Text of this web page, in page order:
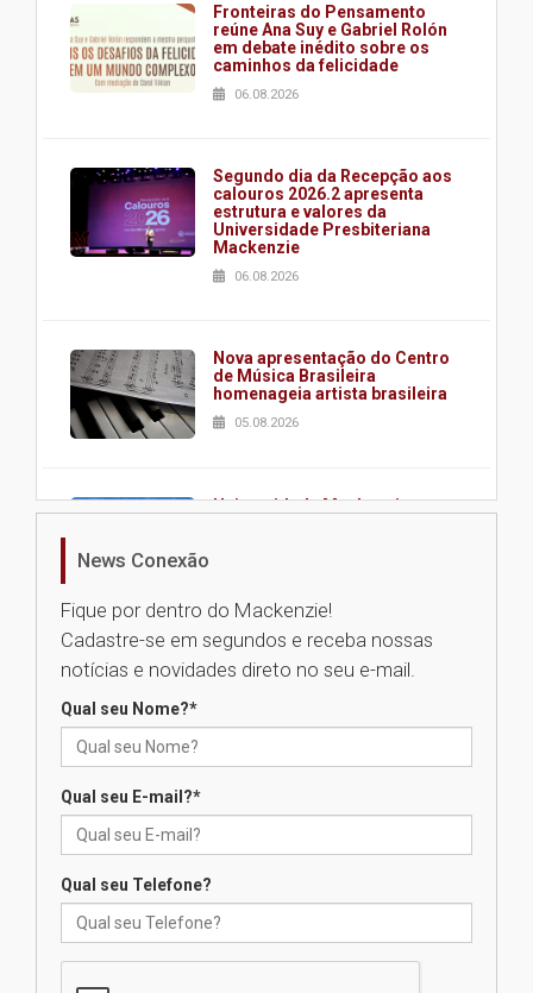
Fronteiras do Pensamento
reúne Ana Suy e Gabriel Rolón
em debate inédito sobre os
caminhos da felicidade
06.08.2026
Segundo dia da Recepção aos
calouros 2026.2 apresenta
estrutura e valores da
Universidade Presbiteriana
Mackenzie
06.08.2026
Nova apresentação do Centro
de Música Brasileira
homenageia artista brasileira
05.08.2026
Universidade Mackenzie
Seminário discute desafios
das novas tecnologias em
calouros do segundo semestre
Brasília prepara seus
News Conexão
Fique por dentro do Mackenzie!
Cadastre-se em segundos e receba nossas
notícias e novidades direto no seu e-mail.
Qual seu Nome?*
Qual seu E-mail?*
Qual seu Telefone?